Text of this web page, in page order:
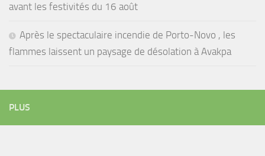
avant les festivités du 16 août
Après le spectaculaire incendie de Porto-Novo , les
flammes laissent un paysage de désolation à Avakpa
PLUS